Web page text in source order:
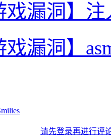
戏漏洞】
漏洞】
请先登录再进行评